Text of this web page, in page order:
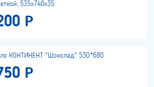
535х740х35
Р
КОНТИНЕНТ "Шоколад" 530*680
Р